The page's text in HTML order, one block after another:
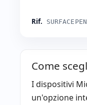
Rif. SURFACEPEN
Come
I dispositivi
un'opzione